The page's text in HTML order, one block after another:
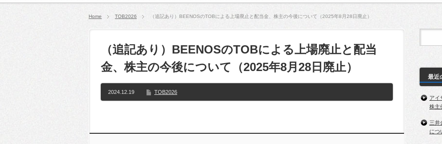
Home TOB2026 （追記あり）BEENOSのTOBによる上場廃止と配当金、株主の今後について（2025年8月28日廃止）
（追記あり）BEENOSのTOBによる上場廃止と配当
金、株主の今後について（2025年8月28日廃止）
2024.12.19 TOB2026
最近
アイ
株主
三井
につ